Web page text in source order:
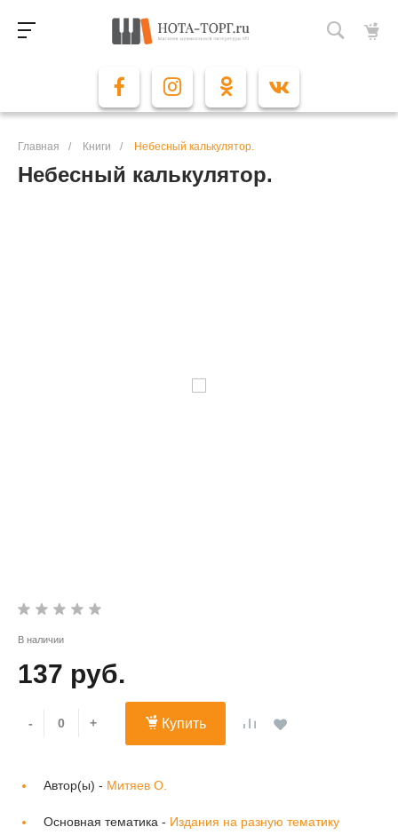
Главная / Книги / Небесный калькулятор.
Небесный калькулятор.
В наличии
137 руб.
- + Купить
Автор(ы) - Митяев О.
Основная тематика - Издания на разную тематику